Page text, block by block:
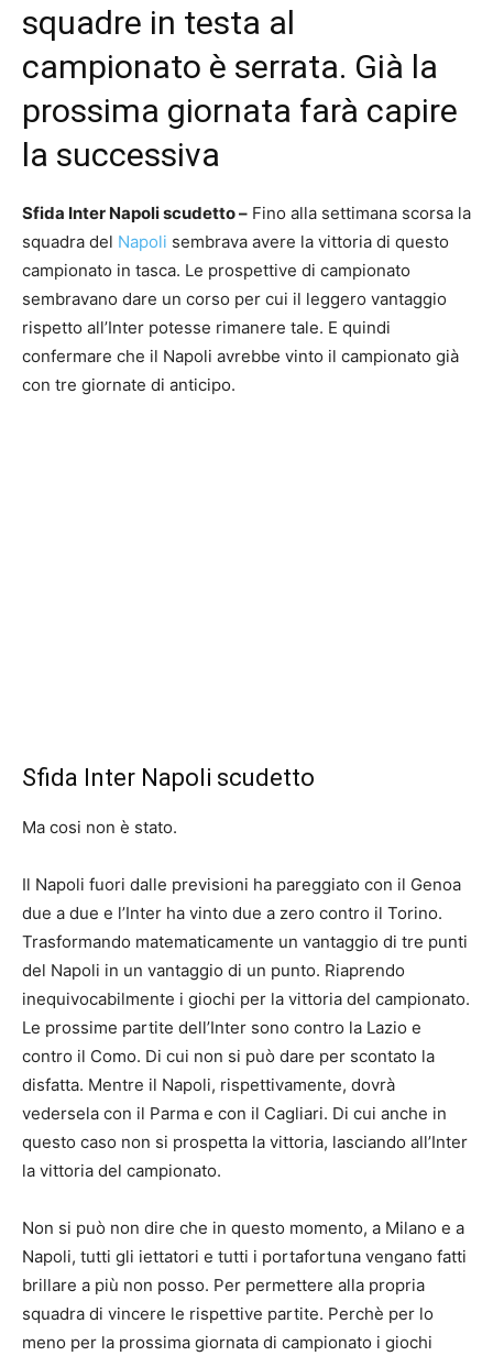
squadre in testa al
campionato è serrata. Già la
prossima giornata farà capire
la successiva
Sfida Inter Napoli scudetto – Fino alla settimana scorsa la
squadra del Napoli sembrava avere la vittoria di questo
campionato in tasca. Le prospettive di campionato
sembravano dare un corso per cui il leggero vantaggio
rispetto all’Inter potesse rimanere tale. E quindi
confermare che il Napoli avrebbe vinto il campionato già
con tre giornate di anticipo.
Sfida Inter Napoli scudetto
Ma cosi non è stato.
Il Napoli fuori dalle previsioni ha pareggiato con il Genoa
due a due e l’Inter ha vinto due a zero contro il Torino.
Trasformando matematicamente un vantaggio di tre punti
del Napoli in un vantaggio di un punto. Riaprendo
inequivocabilmente i giochi per la vittoria del campionato.
Le prossime partite dell’Inter sono contro la Lazio e
contro il Como. Di cui non si può dare per scontato la
disfatta. Mentre il Napoli, rispettivamente, dovrà
vedersela con il Parma e con il Cagliari. Di cui anche in
questo caso non si prospetta la vittoria, lasciando all’Inter
la vittoria del campionato.
Non si può non dire che in questo momento, a Milano e a
Napoli, tutti gli iettatori e tutti i portafortuna vengano fatti
brillare a più non posso. Per permettere alla propria
squadra di vincere le rispettive partite. Perchè per lo
meno per la prossima giornata di campionato i giochi